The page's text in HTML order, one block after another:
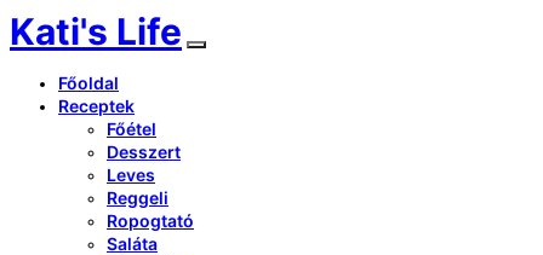
Kati's Life
Főoldal
Receptek
Főétel
Desszert
Leves
Reggeli
Ropogtató
Saláta